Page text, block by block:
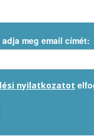
meg email címét:
nyilatkozatot